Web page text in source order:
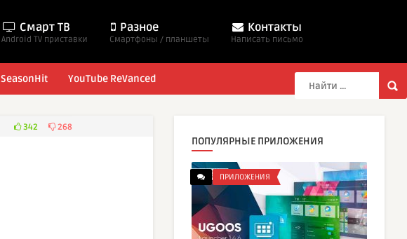
Смарт ТВ
Android TV приставки
Разное
Смартфоны / планшеты
Контакты
Написать письмо
SeasonHit YouTube ReVanced
342 268
ПОПУЛЯРНЫЕ ПРИЛОЖЕНИЯ
ПРИЛОЖЕНИЯ